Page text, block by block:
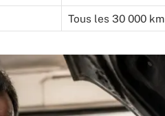
Tous les 30 000 km